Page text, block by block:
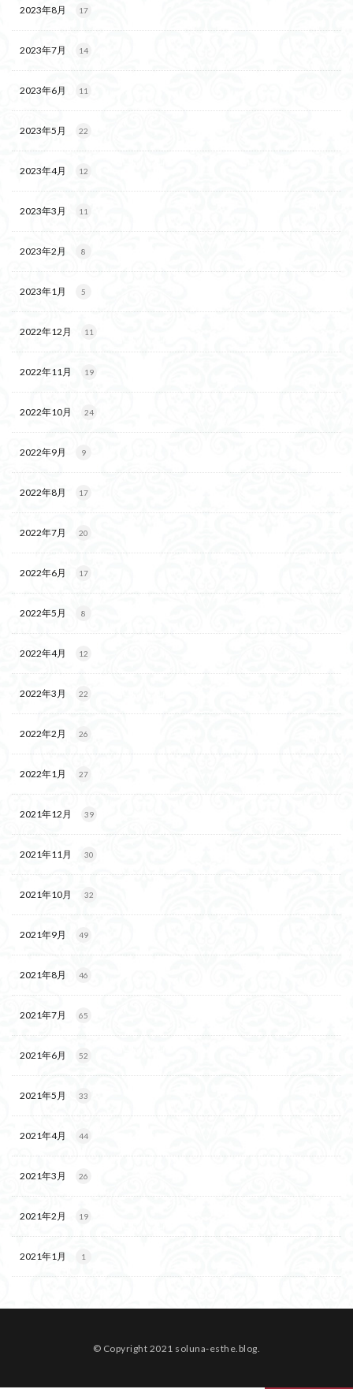
2023年8月 17
2023年7月 14
2023年6月 11
2023年5月 22
2023年4月 12
2023年3月 11
2023年2月 8
2023年1月 5
2022年12月 11
2022年11月 19
2022年10月 24
2022年9月 9
2022年8月 17
2022年7月 20
2022年6月 17
2022年5月 8
2022年4月 12
2022年3月 22
2022年2月 26
2022年1月 27
2021年12月 39
2021年11月 30
2021年10月 32
2021年9月 49
2021年8月 46
2021年7月 65
2021年6月 52
2021年5月 33
2021年4月 44
2021年3月 26
2021年2月 19
2021年1月 1
© Copyright 2021 soluna-esthe.blog.